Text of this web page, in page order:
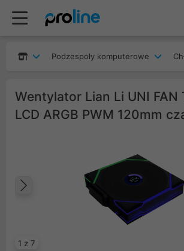
Podzespoły komputerowe
Wentylator Lian Li UNI FAN
LCD ARGB PWM 120mm
1 z 7
Poprzedni